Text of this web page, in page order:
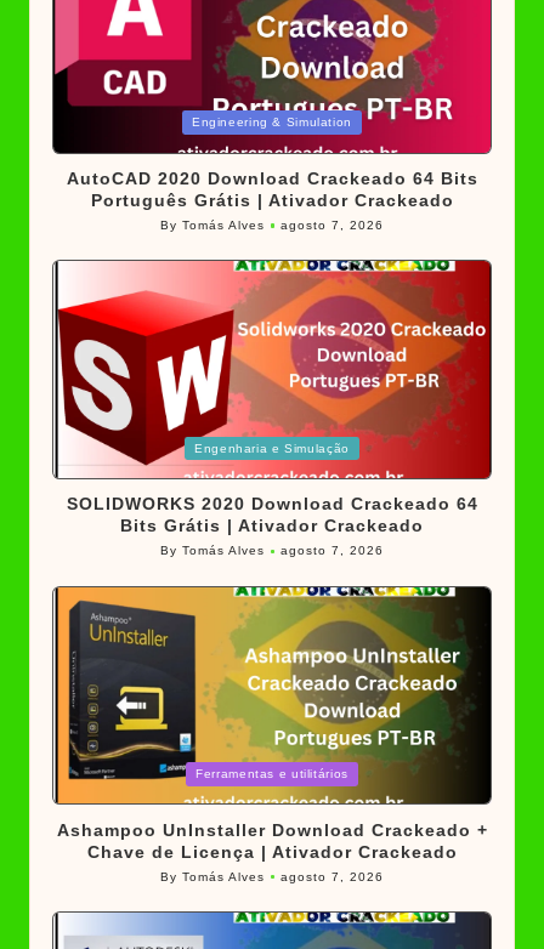
Engineering & Simulation
AutoCAD 2020 Download Crackeado 64 Bits
Português Grátis | Ativador Crackeado
Posted
ByTomás Alves agosto 7, 2026
Posted
Engenharia e Simulação
SOLIDWORKS 2020 Download Crackeado 64
Bits Grátis | Ativador Crackeado
Posted
ByTomás Alves agosto 7, 2026
Posted
Ferramentas e utilitários
Ashampoo UnInstaller Download Crackeado +
Chave de Licença | Ativador Crackeado
Posted
ByTomás Alves agosto 7, 2026